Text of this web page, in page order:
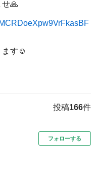
ます☺️
投稿166件
フォローする